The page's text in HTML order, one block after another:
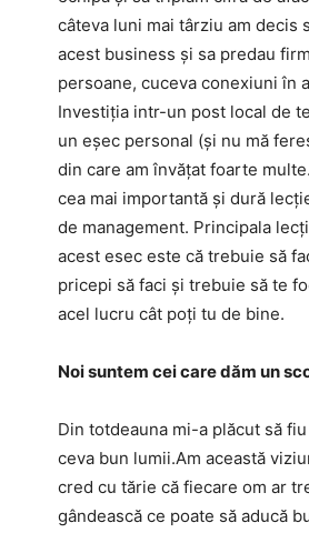
câteva luni mai târziu am decis
acest business și sa predau
persoane, cuceva conexiuni în
Investiția intr-un post local de
un eșec personal (și nu mă
din care am învățat foarte
cea mai importantă și dură
de management. Principala
acest esec este că trebuie să
pricepi să faci și trebuie să te
acel lucru cât poți tu de bine.
Noi suntem cei care dăm un
Din totdeauna mi-a plăcut să
ceva bun lumii.Am această
cred cu tărie că fiecare om ar
gândească ce poate să aducă